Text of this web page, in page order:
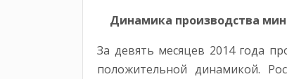
Динамика производства
За девять месяцев 2014 года
положительной динамикой.